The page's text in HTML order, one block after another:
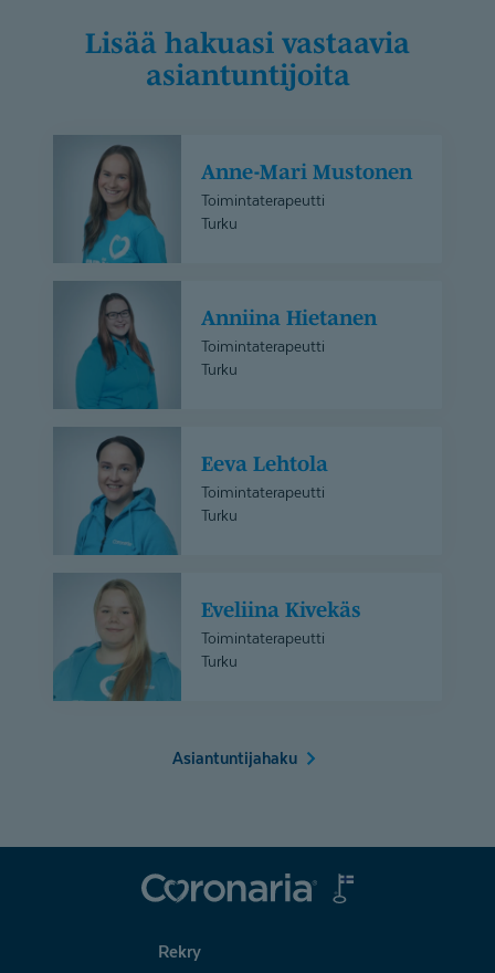
Lisää hakuasi vastaavia
asiantuntijoita
Mustonen
Anne-Mari Mustonen
Toimintaterapeutti
Turku
Anniina
Hietanen
Anniina Hietanen
Toimintaterapeutti
Turku
Lehtola
Eeva Lehtola
Toimintaterapeutti
Turku
Eveliina
Kivekäs
Eveliina Kivekäs
Toimintaterapeutti
Turku
Asiantuntijahaku
Coronaria
Rekry